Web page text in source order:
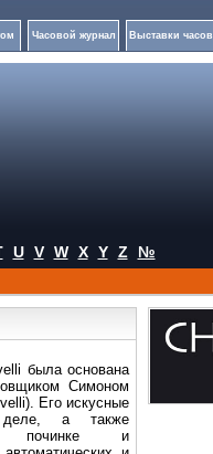
Часовой журнал Выставки часов
U V W X Y Z №
была основана
Симоном
Его искусные
а также
починке и